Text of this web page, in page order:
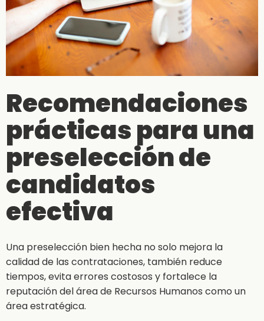
Recomendaciones
prácticas para una
preselección de
candidatos
efectiva
Una preselección bien hecha no solo mejora la
calidad de las contrataciones, también reduce
tiempos, evita errores costosos y fortalece la
reputación del área de Recursos Humanos como un
área estratégica.